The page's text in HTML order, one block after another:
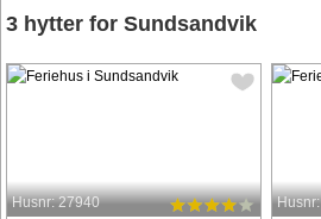
3 hytter for Sundsandvik
Husnr: 27940